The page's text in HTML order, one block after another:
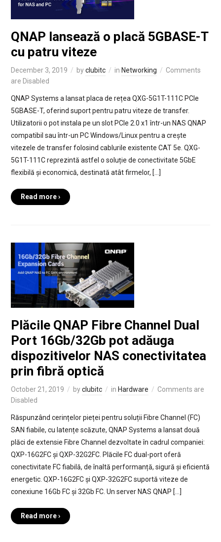
QNAP lansează o placă 5GBASE-T
cu patru viteze
December 3, 2019 byclubitc in Networking
Comments
are Disabled
QNAP Systems a lansat placa de rețea QXG-5G1T-111C PCIe
5GBASE-T, oferind suport pentru patru viteze de transfer.
Utilizatorii o pot instala pe un slot PCIe 2.0 x1 într-un NAS QNAP
compatibil sau într-un PC Windows/Linux pentru a crește
vitezele de transfer folosind cablurile existente CAT 5e. QXG-
5G1T-111C reprezintă astfel o soluție de conectivitate 5GbE
flexibilă și economică, destinată atât firmelor, […]
Read more ›
Plăcile QNAP Fibre Channel Dual
Port 16Gb/32Gb pot adăuga
dispozitivelor NAS conectivitatea
prin fibră optică
October 21, 2019 byclubitc in Hardware
Comments are
Disabled
Răspunzând cerințelor pieței pentru soluții Fibre Channel (FC)
SAN fiabile, cu latențe scăzute, QNAP Systems a lansat două
plăci de extensie Fibre Channel dezvoltate în cadrul companiei:
QXP-16G2FC și QXP-32G2FC. Plăcile FC dual-port oferă
conectivitate FC fiabilă, de înaltă performanță, sigură și eficientă
energetic. QXP-16G2FC și QXP-32G2FC suportă viteze de
conexiune 16Gb FC și 32Gb FC. Un server NAS QNAP […]
Read more ›